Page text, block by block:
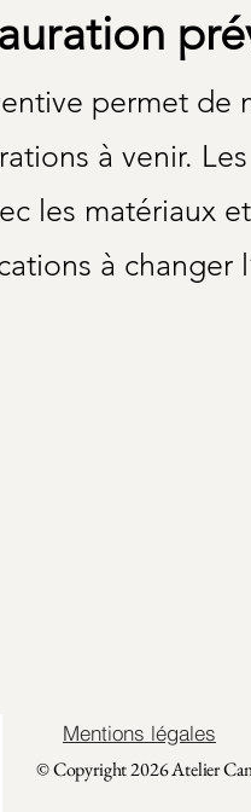
permet de
à venir.
les matériaux
à changer
Mentions légales
© Copyright 2026 Atelier